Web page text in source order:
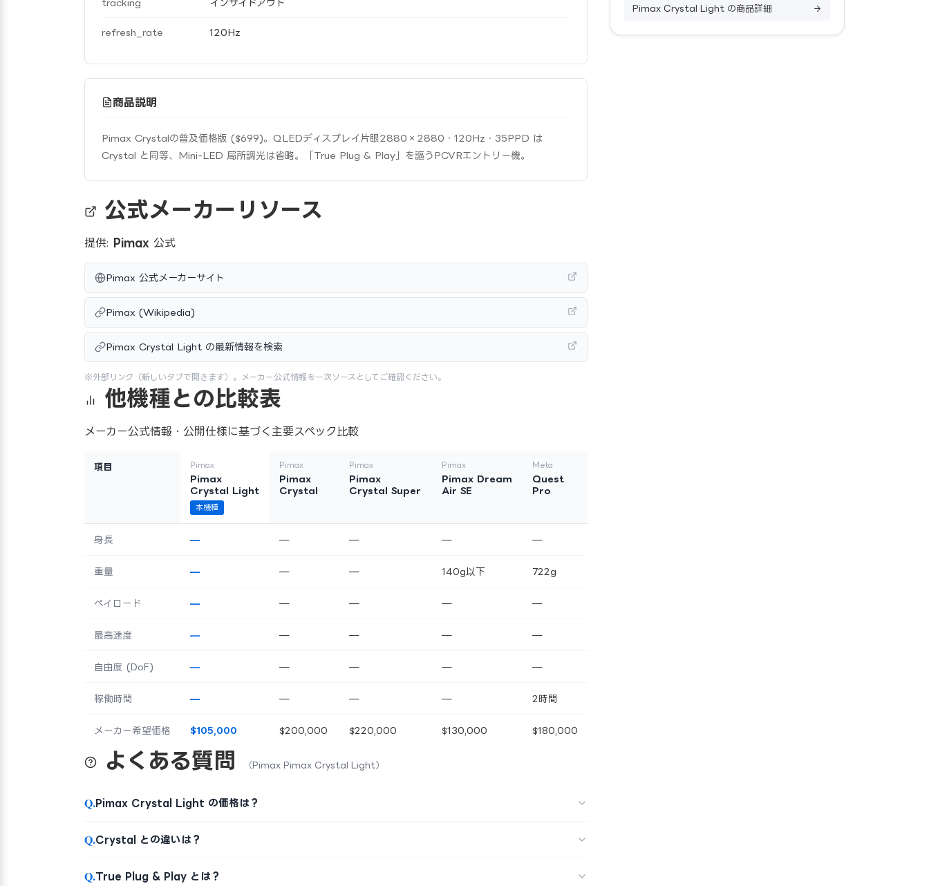
tracking インサイドアウト
refresh_rate 120Hz
商品説明
Pimax Crystalの普及価格版 ($699)。QLEDディスプレイ片眼2880×2880・120Hz・35PPD は
Crystal と同等、Mini-LED 局所調光は省略。「True Plug & Play」を謳うPCVRエントリー機。
公式メーカーリソース
提供: Pimax 公式
Pimax 公式メーカーサイト
Pimax (Wikipedia)
Pimax Crystal Light の最新情報を検索
※外部リンク（新しいタブで開きます）。メーカー公式情報を一次ソースとしてご確認ください。
他機種との比較表
メーカー公式情報・公開仕様に基づく主要スペック比較
項目 Pimax
Pimax
Crystal Light
本機種
Pimax
Pimax
Crystal
Pimax
Pimax
Crystal Super
Pimax
Pimax Dream
Air SE
Meta
Quest
Pro
身長 — — — — —
重量 — — — 140g以下 722g
ペイロード — — — — —
最高速度 — — — — —
自由度 (DoF) — — — — —
稼働時間 — — — — 2時間
メーカー希望価格 $105,000 $200,000 $220,000 $130,000 $180,000
よくある質問 （Pimax Pimax Crystal Light）
Q.Pimax Crystal Light の価格は？
Q.Crystal との違いは？
Q.True Plug & Play とは？
Pimax Crystal Light の商品詳細